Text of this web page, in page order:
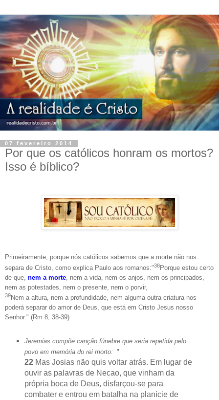
07 fevereiro 2014
Por que os católicos honram os mortos?
Isso é bíblico?
Primeiramente, porque nós católicos sabemos que a morte não nos
separa de Cristo, como explica Paulo aos romanos:"38Porque estou certo
de que, nem a morte nem a vida, nem os anjos, nem os principados,
nem as potestades, nem o presente, nem o porvir,
39Nem a altura, nem a profundidade, nem alguma outra criatura nos
poderá separar do amor de Deus, que está em Cristo Jesus nosso
Senhor." (Rm 8, 38-39)
Jeremias compõe canção fúnebre que seria repetida pelo
povo em memória do rei morto: "
22 Mas Josias não quis voltar atrás. Em lugar de
ouvir as palavras de Necao, que vinham da
própria boca de Deus, disfarçou-se para
combater e entrou em batalha na planície de